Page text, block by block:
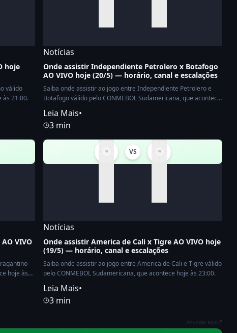
hoje
válido
às 21:00.
Notícias
Onde assistir Independiente Petrolero x Botafogo
AO VIVO hoje (20/5) — horário, canal e escalações
Saiba onde assistir ao jogo entre Independiente Petrolero e
Botafogo válido pelo CONMEBOL Sudamericana, que acontece
Leia Mais•
3 min
VIVO
hoje às
VS
Notícias
Onde assistir America de Cali x Tigre AO VIVO hoje
(19/5) — horário, canal e escalações
Saiba onde assistir ao jogo entre America de Cali e Tigre válido
pelo CONMEBOL Sudamericana, que acontece hoje às 23:00.
Leia Mais•
3 min
Anunciar aqui